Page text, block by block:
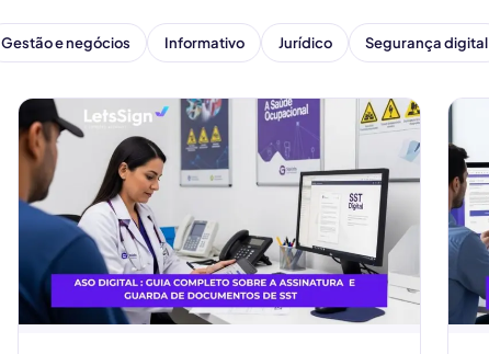
Gestão e negócios Informativo Jurídico Segurança digital